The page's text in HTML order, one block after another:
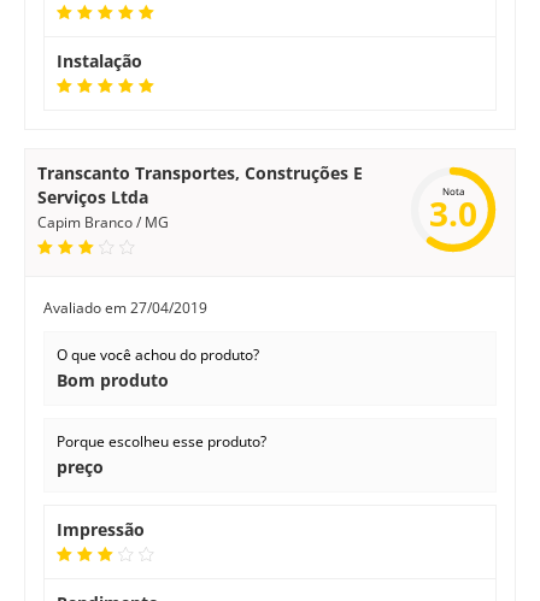
Instalação
Transcanto Transportes, Construções E
Serviços Ltda
Capim Branco / MG
Nota
3.0
Avaliado em27/04/2019
O que você achou do produto?
Bom produto
Porque escolheu esse produto?
preço
Impressão